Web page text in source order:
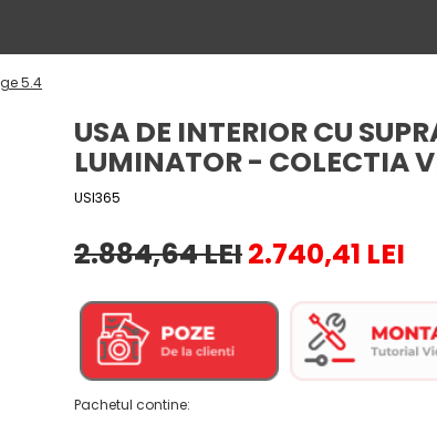
5.4
USA DE INTERIOR CU
LUMINATOR - COLECTIA
USI365
2.884,64 LEI2.740,41 LEI
Pachetul contine: